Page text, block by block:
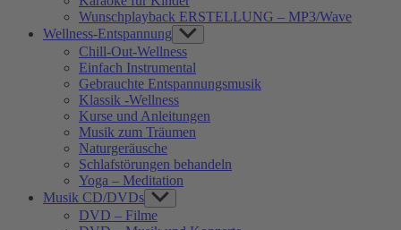
Wunschplayback ERSTELLUNG – MP3/Wave
Wellness-Entspannung Show
sub
menu
Chill-Out-Wellness
Einfach Instrumental
Gebrauchte Entspannungsmusik
Klassik -Wellness
Kurse und Anleitungen
Musik zum Träumen
Naturgeräusche
Schlafstörungen behandeln
Yoga – Meditation
Musik CD/DVDs Show
sub
menu
DVD – Filme